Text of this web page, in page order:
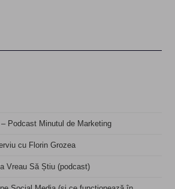
Podcast Minutul de Marketing
cu Florin Grozea
Vreau Să Știu (podcast)